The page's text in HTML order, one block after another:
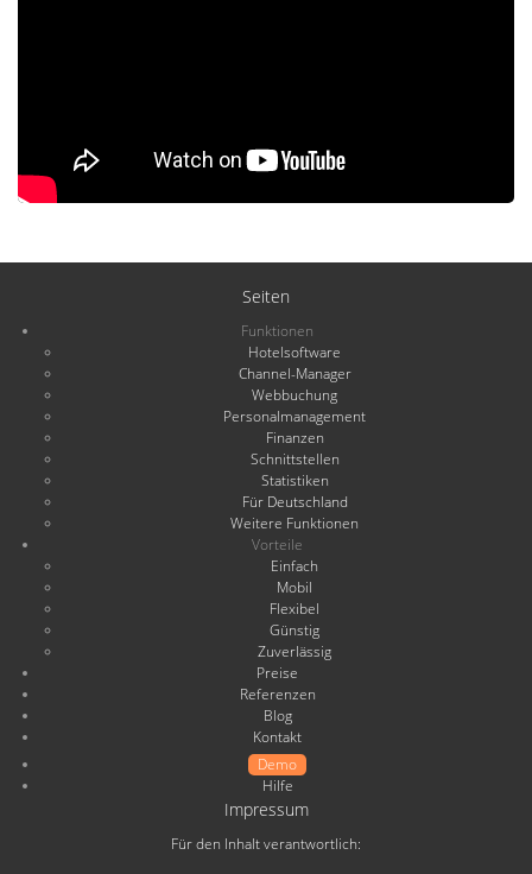
Seiten
Funktionen
Hotelsoftware
Channel-Manager
Webbuchung
Personalmanagement
Finanzen
Schnittstellen
Statistiken
Für Deutschland
Weitere Funktionen
Vorteile
Einfach
Mobil
Flexibel
Günstig
Zuverlässig
Preise
Referenzen
Blog
Kontakt
Demo
Hilfe
Impressum
Für den Inhalt verantwortlich: